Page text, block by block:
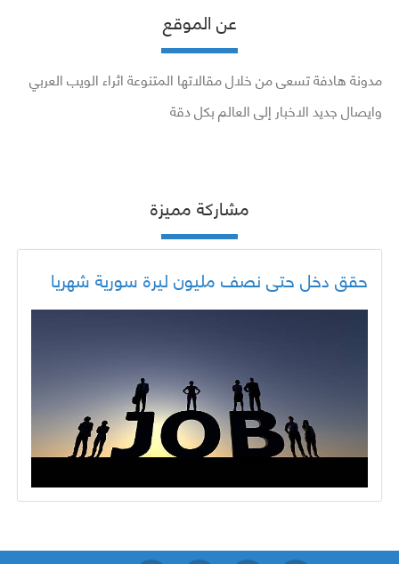
عن الموقع
مدونة هادفة تسعى من خلال مقالاتها المتنوعة اثراء الويب العربي
وايصال جديد الاخبار إلى العالم بكل دقة
مشاركة مميزة
حقق دخل حتى نصف مليون ليرة سورية شهريا